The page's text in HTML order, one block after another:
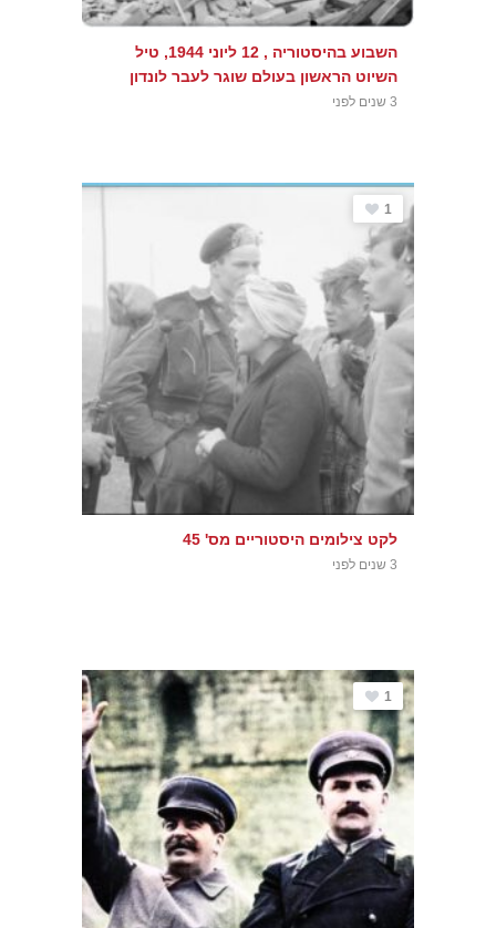
השבוע בהיסטוריה , 12 ליוני 1944, טיל
השיוט הראשון בעולם שוגר לעבר לונדון
3 שנים לפני
1
לקט צילומים היסטוריים מס' 45
3 שנים לפני
1